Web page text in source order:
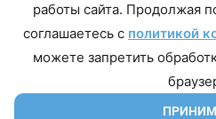
Главный редактор сетевого
Контакты редакции: 8(988)-292-94-
Республика Дагестан, г.
права защищены. Копирование и
запрещено, частичное
работы сайта. Продолжая
соглашаетесь с политикой
можете запретить